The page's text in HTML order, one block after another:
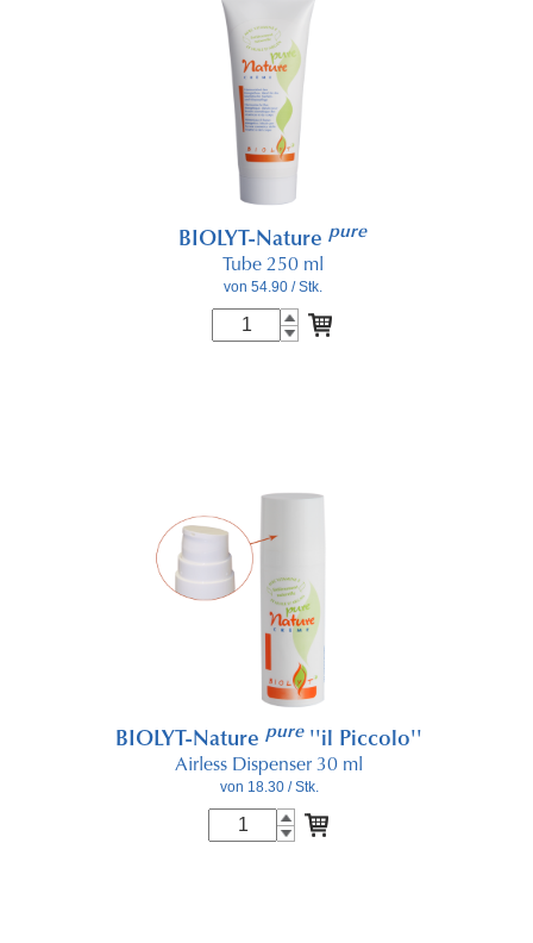
BIOLYT-Naturepure
Tube 250 ml
von 54.90/ Stk.
BIOLYT-Nature pure''il Piccolo''
Airless Dispenser 30 ml
von 18.30/ Stk.